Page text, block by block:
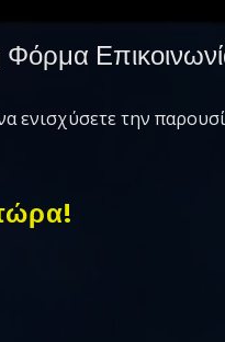
ενισχύσετε την